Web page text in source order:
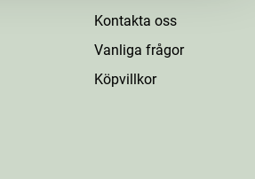
Kontakta oss
Vanliga frågor
Köpvillkor